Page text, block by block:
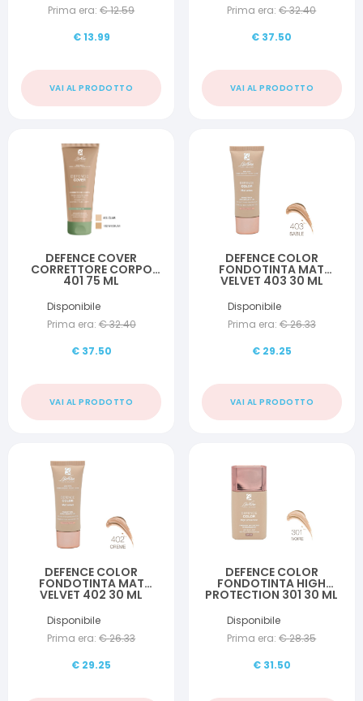
Prima era: €12.59
€13.99
VAI AL PRODOTTO
Prima era: €32.40
€ 37.50
VAI AL PRODOTTO
DEFENCE COVER
CORRETTORE CORPO
401 75 ML
Disponibile
Prima era: €32.40
€ 37.50
VAI AL PRODOTTO
DEFENCE COLOR
FONDOTINTA MAT
VELVET 403 30 ML
Disponibile
Prima era: €26.33
€ 29.25
VAI AL PRODOTTO
DEFENCE COLOR
FONDOTINTA MAT
VELVET 402 30 ML
Disponibile
Prima era: €26.33
€ 29.25
DEFENCE COLOR
FONDOTINTA HIGH
PROTECTION 301 30 ML
Disponibile
Prima era: €28.35
€ 31.50